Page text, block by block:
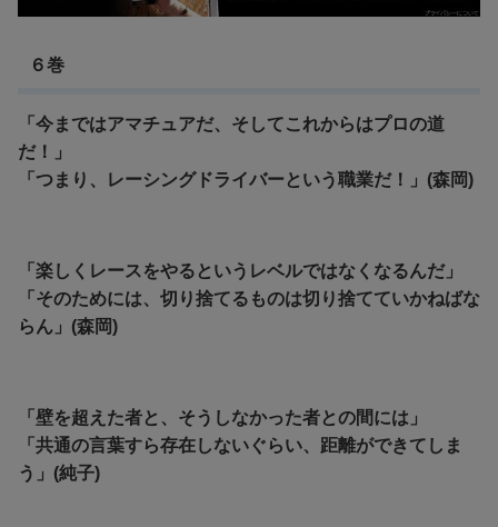
６巻
「今まではアマチュアだ、そしてこれからはプロの道
だ！」
「つまり、レーシングドライバーという職業だ！」(森岡)
「楽しくレースをやるというレベルではなくなるんだ」
「そのためには、切り捨てるものは切り捨てていかねばな
らん」(森岡)
「壁を超えた者と、そうしなかった者との間には」
「共通の言葉すら存在しないぐらい、距離ができてしま
う」(純子)